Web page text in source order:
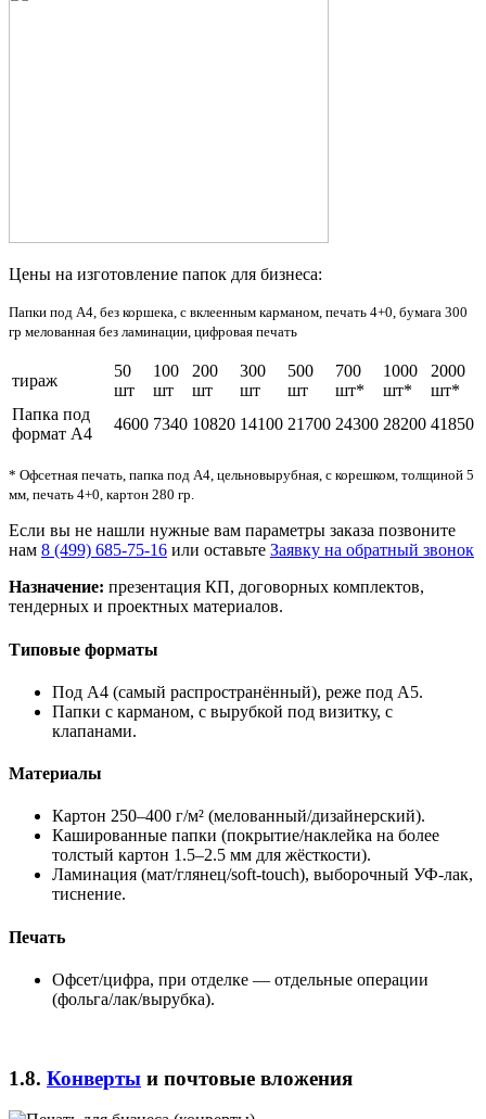
Цены на изготовление папок для бизнеса:
Папки под А4, без коршека, с вклеенным карманом, печать 4+0, бумага 300
гр мелованная без ламинации, цифровая печать
тираж
50
шт
100
шт
200
шт
300
шт
500
шт
700
шт*
1000
шт*
2000
шт*
Папка под
формат А4
4600 7340 10820 14100 21700 24300 28200 41850
* Офсетная печать, папка под А4, цельновырубная, с корешком, толщиной 5
мм, печать 4+0, картон 280 гр.
Если вы не нашли нужные вам параметры заказа позвоните
нам 8 (499) 685-75-16 или оставьте Заявку на обратный звонок
Назначение: презентация КП, договорных комплектов,
тендерных и проектных материалов.
Типовые форматы
Под A4 (самый распространённый), реже под A5.
Папки с карманом, с вырубкой под визитку, с
клапанами.
Материалы
Картон 250–400 г/м² (мелованный/дизайнерский).
Кашированные папки (покрытие/наклейка на более
толстый картон 1.5–2.5 мм для жёсткости).
Ламинация (мат/глянец/soft-touch), выборочный УФ-лак,
тиснение.
Печать
Офсет/цифра, при отделке — отдельные операции
(фольга/лак/вырубка).
1.8. Конверты и почтовые вложения